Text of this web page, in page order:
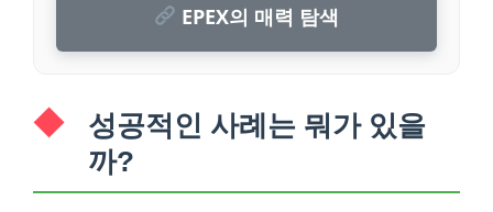
EPEX의 매력 탐색
성공적인 사례는 뭐가 있을
까?